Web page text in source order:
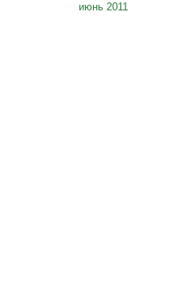
июнь 2011